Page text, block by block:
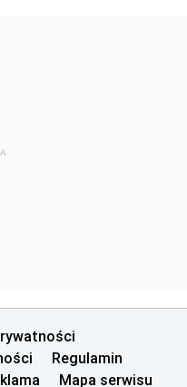
Regulamin
Mapa serwisu